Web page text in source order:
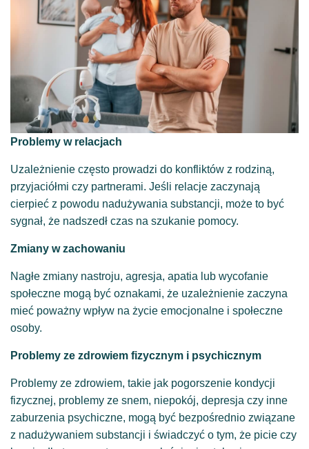
Problemy w relacjach
Uzależnienie często prowadzi do konfliktów z rodziną,
przyjaciółmi czy partnerami. Jeśli relacje zaczynają
cierpieć z powodu nadużywania substancji, może to być
sygnał, że nadszedł czas na szukanie pomocy.
Zmiany w zachowaniu
Nagłe zmiany nastroju, agresja, apatia lub wycofanie
społeczne mogą być oznakami, że uzależnienie zaczyna
mieć poważny wpływ na życie emocjonalne i społeczne
osoby.
Problemy ze zdrowiem fizycznym i psychicznym
Problemy ze zdrowiem, takie jak pogorszenie kondycji
fizycznej, problemy ze snem, niepokój, depresja czy inne
zaburzenia psychiczne, mogą być bezpośrednio związane
z nadużywaniem substancji i świadczyć o tym, że picie czy